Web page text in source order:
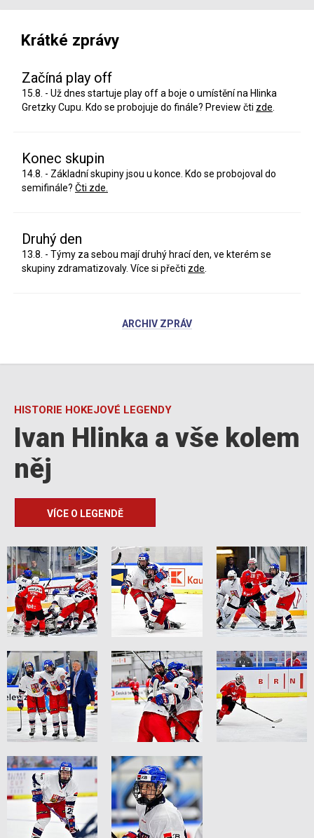
Krátké zprávy
Začíná play off
15.8. - Už dnes startuje play off a boje o umístění na Hlinka
Gretzky Cupu. Kdo se probojuje do finále? Preview čti zde
Konec skupin
14.8. - Základní skupiny jsou u konce. Kdo se probojoval do
semifinále? Čti zde.
Druhý den
13.8. - Týmy za sebou mají druhý hrací den, ve kterém se
skupiny zdramatizovaly. Více si přečti zde
ARCHIV ZPRÁV
HISTORIE HOKEJOVÉ LEGENDY
Ivan Hlinka a vše kolem
něj
VÍCE O LEGENDĚ